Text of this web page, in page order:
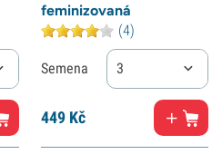
feminizovaná
(4)
Semena 3
449 Kč